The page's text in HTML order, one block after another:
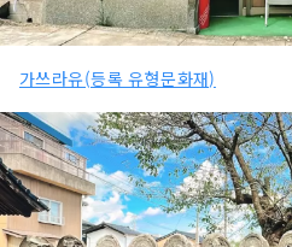
가쓰라유(등록 유형문화재)